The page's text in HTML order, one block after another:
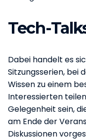
Tech-
Dabei handelt es
Sitzungsserien, bei
Wissen zu einem
Interessierten
Gelegenheit sein,
am Ende der
Diskussionen